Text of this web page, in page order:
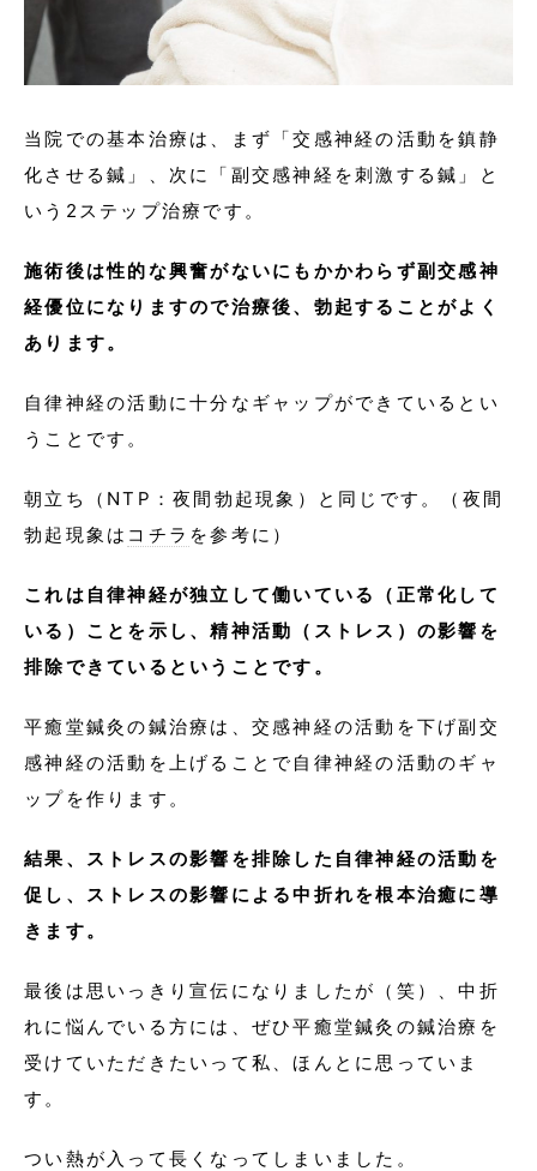
当院での基本治療は、まず「交感神経の活動を鎮静
化させる鍼」、次に「副交感神経を刺激する鍼」と
いう2ステップ治療です。
施術後は性的な興奮がないにもかかわらず副交感神
経優位になりますので治療後、勃起することがよく
あります。
自律神経の活動に十分なギャップができているとい
うことです。
朝立ち（NTP：夜間勃起現象）と同じです。（夜間
勃起現象は コチラ を参考に）
これは自律神経が独立して働いている（正常化して
いる）ことを示し、精神活動（ストレス）の影響を
排除できているということです。
平癒堂鍼灸の鍼治療は、交感神経の活動を下げ副交
感神経の活動を上げることで自律神経の活動のギャ
ップを作ります。
結果、ストレスの影響を排除した自律神経の活動を
促し、ストレスの影響による中折れを根本治癒に導
きます。
最後は思いっきり宣伝になりましたが（笑）、中折
れに悩んでいる方には、ぜひ平癒堂鍼灸の鍼治療を
受けていただきたいって私、ほんとに思っていま
す。
つい熱が入って長くなってしまいました。